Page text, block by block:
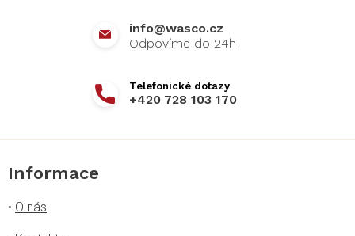
info@wasco.cz
+420 728 103 170
Informace
• O nás